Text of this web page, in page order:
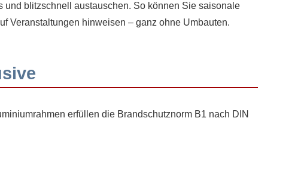
und blitzschnell austauschen. So können Sie saisonale
Veranstaltungen hinweisen – ganz ohne Umbauten.
erfüllen die Brandschutznorm B1 nach DIN